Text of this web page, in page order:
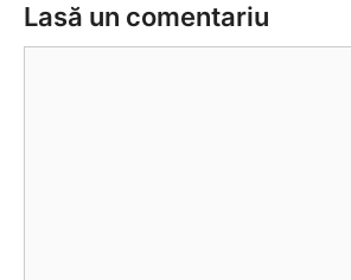
Lasă un comentariu